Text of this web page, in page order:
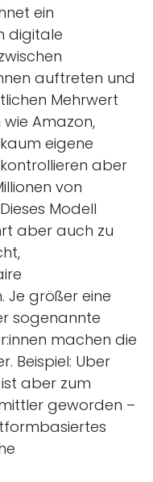
ein
digitale
auftreten und
Mehrwert
Amazon,
eigene
aber
von
Modell
aber auch zu
Je größer eine
sogenannte
machen die
Beispiel: Uber
aber zum
geworden –